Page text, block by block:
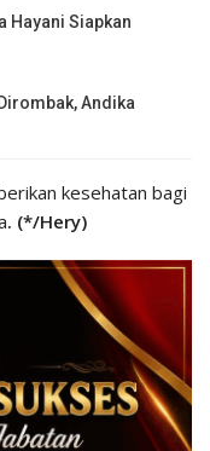
Hayani Siapkan
Andika
kesehatan bagi
. (*/Hery)